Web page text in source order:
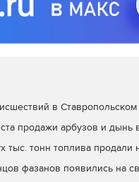
в Ставропольском
продажи арбузов и дынь
тыс. тонн топлива продали
фазанов появились на